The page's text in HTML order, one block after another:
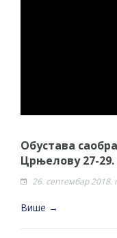
Обустава
Црњелову 27-
26. септембар 2018.
Више →